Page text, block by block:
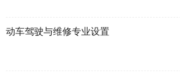
动车驾驶与维修专业设置